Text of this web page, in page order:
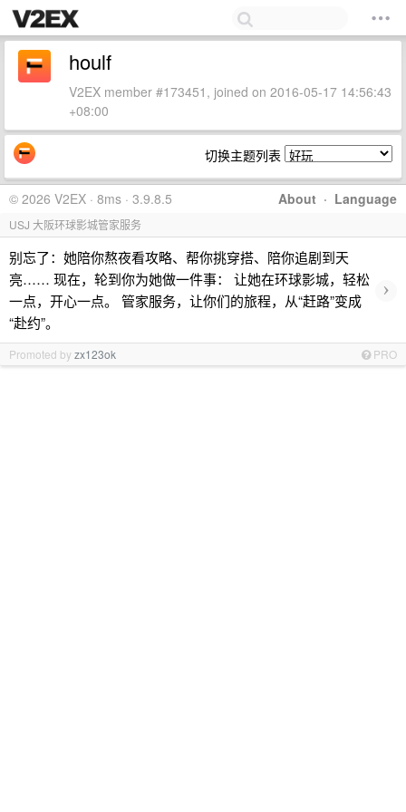
houlf
V2EX member #173451, joined on 2016-05-17 14:56:43
+08:00
切换主题列表
About · Language
© 2026 V2EX · 8ms · 3.9.8.5
USJ 大阪环球影城管家服务
别忘了：她陪你熬夜看攻略、帮你挑穿搭、陪你追剧到天
亮…… 现在，轮到你为她做一件事： 让她在环球影城，轻松
一点，开心一点。 管家服务，让你们的旅程，从“赶路”变成
“赴约”。
›
Promoted byzx123ok PRO